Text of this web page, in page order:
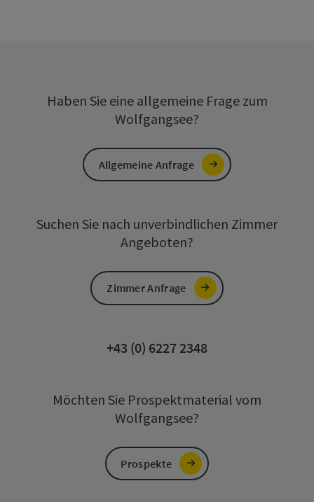
Haben Sie eine allgemeine Frage zum
Wolfgangsee?
Allgemeine Anfrage
Suchen Sie nach unverbindlichen Zimmer
Angeboten?
Zimmer Anfrage
+43 (0) 6227 2348
Möchten Sie Prospektmaterial vom
Wolfgangsee?
Prospekte